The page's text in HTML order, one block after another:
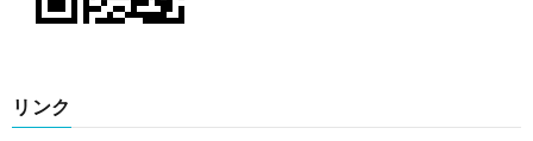
リンク